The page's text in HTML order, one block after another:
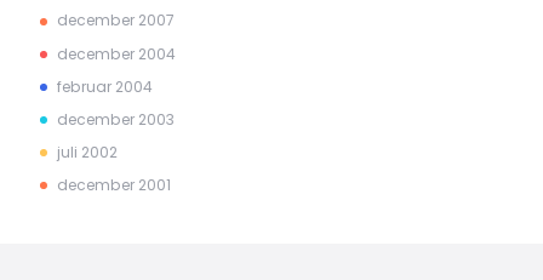
december 2007
december 2004
februar 2004
december 2003
juli 2002
december 2001